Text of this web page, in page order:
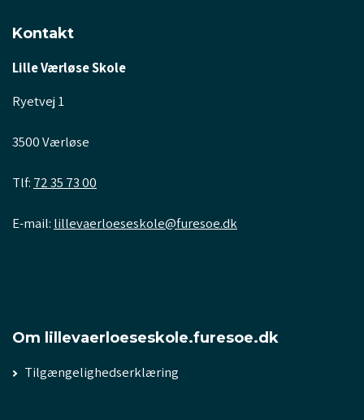
Kontakt
Lille Værløse Skole
Ryetvej 1
3500 Værløse
Tlf: 72 35 73 00
E-mail: lillevaerloeseskole@furesoe.dk
Om lillevaerloeseskole.furesoe.dk
Tilgængelighedserklæring